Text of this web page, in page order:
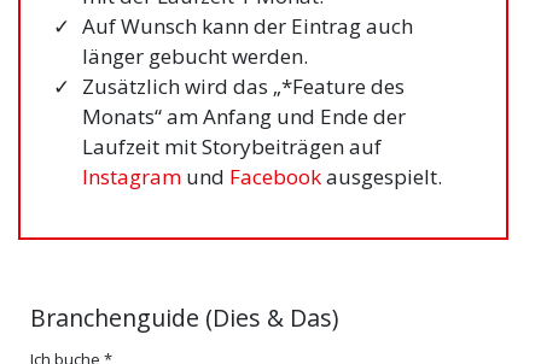
Auf Wunsch kann der Eintrag auch
länger gebucht werden.
Zusätzlich wird das „*Feature des
Monats“ am Anfang und Ende der
Laufzeit mit Storybeiträgen auf
Instagramund Facebookausgespielt.
Branchenguide (Dies & Das)
Ich buche *